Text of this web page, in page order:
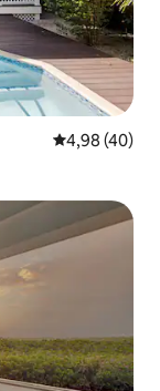
Prosječna
4,98 (40)